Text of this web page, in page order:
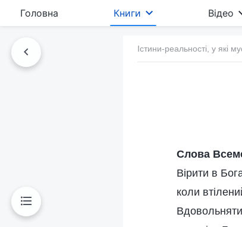
Головна Книги Відео
Істини-реальності, у які
Слова
Вірити в
коли